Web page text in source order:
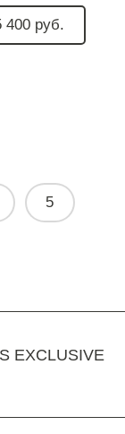
400 руб.
5
EXCLUSIVE